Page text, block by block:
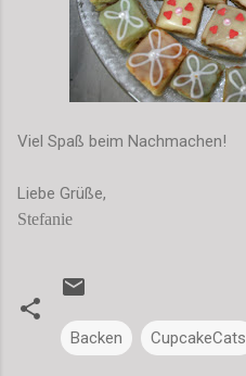
Viel Spaß beim Nachmachen!
Liebe Grüße,
Stefanie
Backen CupcakeCats